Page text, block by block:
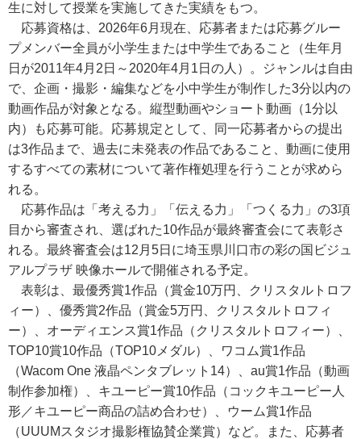
生に対して授業を実施してきた実績をもつ。
応募資格は、2026年6月現在、応募者または応募グルー
プメンバー全員が小学生または中学生であること（生年月
日が2011年4月2日～2020年4月1日の人）。ジャンルは自由
で、企画・撮影・編集などを小中学生が制作した3分以内の
動画作品が対象となる。縦型動画やショート動画（1分以
内）も応募可能。応募規定として、同一応募者からの提出
は3作品まで、過去に未発表の作品であること、動画に使用
するすべての素材について著作権処理を行うことが求めら
れる。
応募作品は「考える力」「伝える力」「つくる力」の3項
目から審査され、選ばれた10作品が最終審査会にて表彰さ
れる。最終審査会は12月5日に埼玉県川口市の彩の国ビジュ
アルプラザ 映像ホールで開催される予定。
表彰は、最優秀賞1作品（賞金10万円、クリスタルトロフ
ィー）、優秀賞2作品（賞金5万円、クリスタルトロフィ
ー）、オーディエンス賞1作品（クリスタルトロフィー）、
TOP10賞10作品（TOP10メダル）、ワコム賞1作品
（Wacom One 液晶ペンタブレット14）、au賞1作品（動画
制作参加権）、キユーピー賞10作品（コックキユーピー人
形／キユーピー商品の詰め合わせ）、ウーム賞1作品
（UUUMスタジオ撮影権協賛企業賞）など。また、応募者